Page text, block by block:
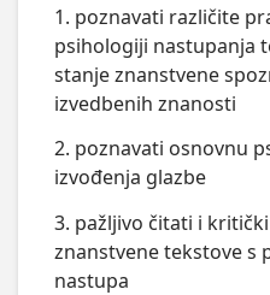
1. poznavati različite
psihologiji nastupanja
stanje znanstvene
izvedbenih znanosti
2. poznavati osnovnu
izvođenja glazbe
3. pažljivo čitati i
znanstvene tekstove s
nastupa